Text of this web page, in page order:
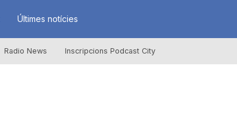
Últimes notícies
Radio News Inscripcions Podcast City